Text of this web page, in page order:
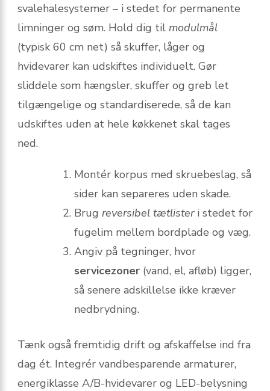
svalehalesystemer – i stedet for permanente
limninger og søm. Hold dig til modulmål
(typisk 60 cm net) så skuffer, låger og
hvidevarer kan udskiftes individuelt. Gør
sliddele som hængsler, skuffer og greb let
tilgængelige og standardiserede, så de kan
udskiftes uden at hele køkkenet skal tages
ned.
Montér korpus med skruebeslag, så
sider kan separeres uden skade.
Brug reversibel tætlisteri stedet for
fugelim mellem bordplade og væg.
Angiv på tegninger, hvor
servicezoner (vand, el, afløb) ligger,
så senere adskillelse ikke kræver
nedbrydning.
Tænk også fremtidig drift og afskaffelse ind fra
dag ét. Integrér vandbesparende armaturer,
energiklasse A/B-hvidevarer og LED-belysning